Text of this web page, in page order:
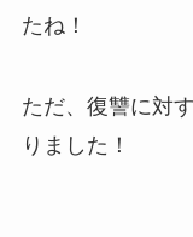
たね！
ただ、復讐に対
りました！